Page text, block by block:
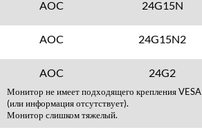
AOC 24G15N
AOC 24G15N2
AOC 24G2
Монитор не имеет подходящего крепления VESA
(или информация отсутствует).
Монитор слишком тяжелый.